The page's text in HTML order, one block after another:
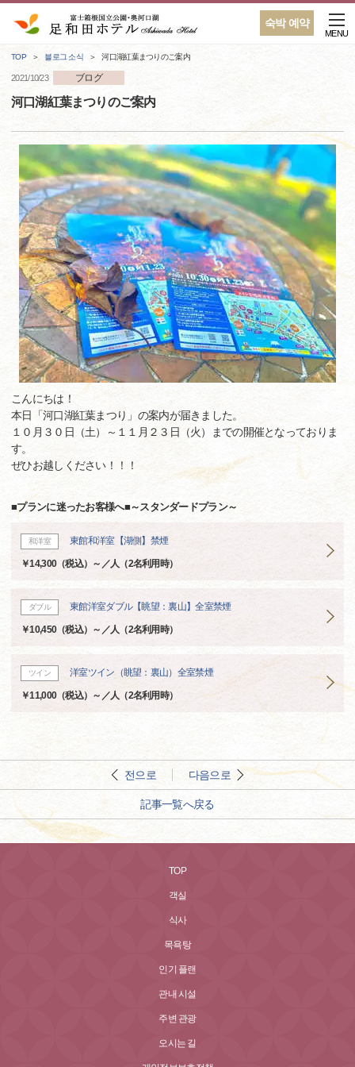
숙박 예약
MENU
TOP 블로그 소식 河口湖紅葉まつりのご案内
2021/10/23 ブログ
河口湖紅葉まつりのご案内
こんにちは！
本日「河口湖紅葉まつり」の案内が届きました。
１０月３０日（土）～１１月２３日（火）までの開催となっておりま
す。
ぜひお越しください！！！
■プランに迷ったお客様へ■～スタンダードプラン～
和洋室 東館和洋室【湖側】禁煙
￥14,300（税込）～／人（2名利用時）
ダブル 東館洋室ダブル【眺望：裏山】全室禁煙
￥10,450（税込）～／人（2名利用時）
ツイン 洋室ツイン（眺望：裏山）全室禁煙
￥11,000（税込）～／人（2名利用時）
전으로 다음으로
記事一覧へ戻る
TOP
객실
식사
목욕탕
인기 플랜
관내 시설
주변 관광
오시는 길